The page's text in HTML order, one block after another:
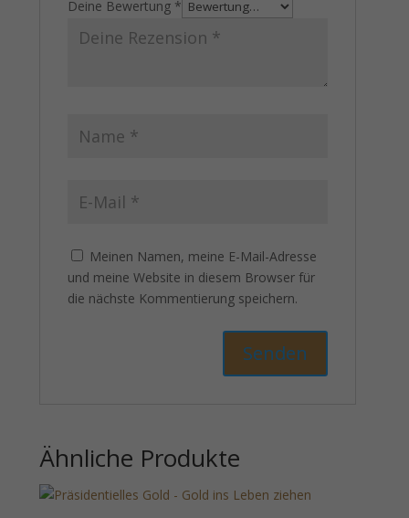
Deine Bewertung *
Meinen Namen, meine E-Mail-Adresse
und meine Website in diesem Browser für
die nächste Kommentierung speichern.
Ähnliche Produkte